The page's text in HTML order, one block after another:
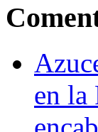
en la